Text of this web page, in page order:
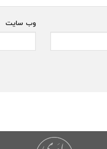
وب‌ سایت